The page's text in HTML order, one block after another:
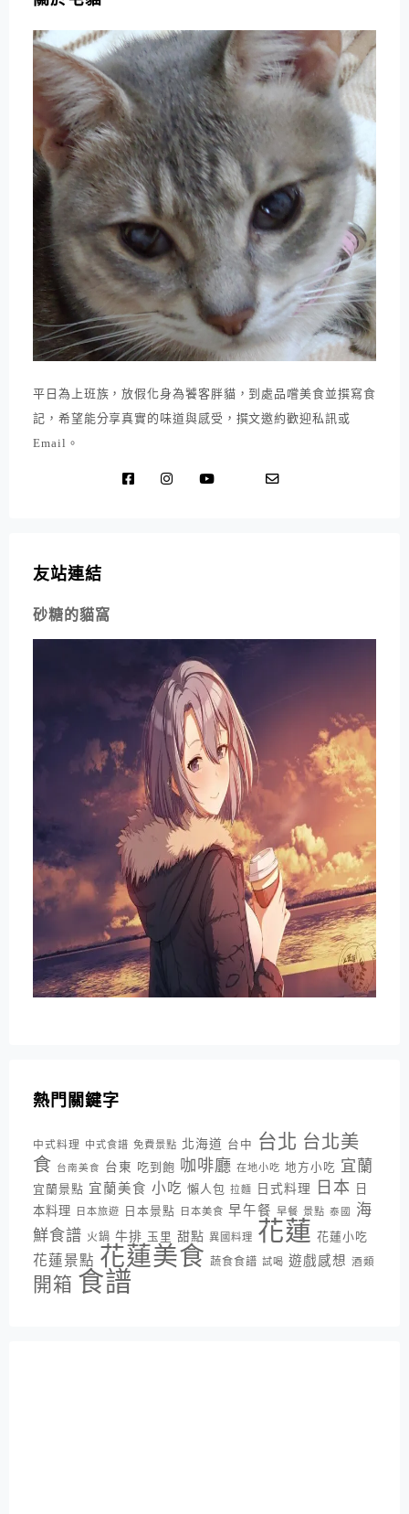
平日為上班族，放假化身為饕客胖貓，到處品嚐美食並撰寫食
記，希望能分享真實的味道與感受，撰文邀約歡迎私訊或
Email。
友站連結
砂糖的貓窩
熱門關鍵字
中式料理 中式食譜 免費景點 北海道 台中 台北 台北美
食 台南美食 台東 吃到飽 咖啡廳 在地小吃 地方小吃 宜蘭
宜蘭景點 宜蘭美食 小吃 懶人包 拉麵 日式料理 日本 日
本料理
日本旅遊 日本景點 日本美食 早午餐 早餐 景點 泰國
海
鮮食譜 火鍋 牛排 玉里 甜點 異國料理 花蓮 花蓮小吃
花蓮景點 花蓮美食 蔬食食譜 試喝 遊戲感想 酒類
開箱 食譜